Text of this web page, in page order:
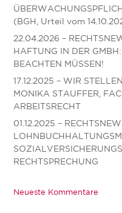
(BGH, Urteil vom
22.04.2026 –
HAFTUNG IN DER
BEACHTEN MÜSSEN!
17.12.2025 – WIR
MONIKA STAUFFER,
ARBEITSRECHT
01.12.2025 –
RECHTSPRECHUNG
Neueste Kommentare